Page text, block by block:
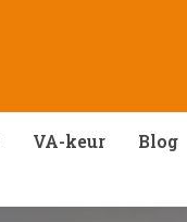
VA-keur Blog